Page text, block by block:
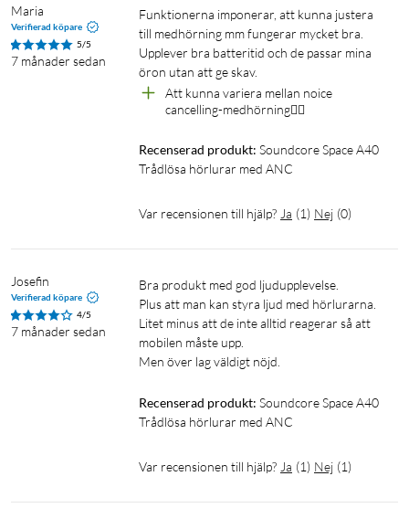
Vikt: 4.9 g
I förpackningen
Maria
Verifierad köpare
5/5
7 månader sedan
Funktionerna imponerar, att kunna justera
till medhörning mm fungerar mycket bra.
Upplever bra batteritid och de passar mina
öron utan att ge skav.
Att kunna variera mellan noice
cancelling-medhörning👍🏼
Recenserad produkt: Soundcore Space A40
Trådlösa hörlurar med ANC
Var recensionen till hjälp? Ja (1) Nej (0)
Josefin
Verifierad köpare
4/5
7 månader sedan
Bra produkt med god ljudupplevelse.
Plus att man kan styra ljud med hörlurarna.
Litet minus att de inte alltid reagerar så att
mobilen måste upp.
Men över lag väldigt nöjd.
Recenserad produkt: Soundcore Space A40
Trådlösa hörlurar med ANC
Var recensionen till hjälp? Ja (1) Nej (1)